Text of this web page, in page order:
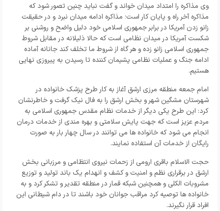
وی مذاکره را امتداد میدان خواند و گفت نباید چنین تصور شود که
مذاکره آخر راه و پایان کار است؛ مذاکره ادامه میدان نبرد و در حقیقت
زانو زدن آمریکا در برابر جمهوری اسلامی خود دلیل واضح و روشنی بر
شکست آمریکا در میدان نظامی است که حالا ذلیلانه در مقابل شروط
جمهوری اسلامی زانو زده و هر گاه از شروط ما تخلف کند جانانه آماده
ادامه جنگ و عملیات نظامی پشیمان کننده تا رسیدن به پیروزی نهایی
هستیم.
امام جمعه منطقه مرزی ارشق آغاز به کار طرح پزشک خانواده در
شهرستان مشگین شهر و بخش ارشق را به فال نیک گرفت و خاطرنشان
کرد: این طرح یکی دیگر از خدمات نظام مقدس جمهوری اسلامی به
مردم عزیز است که جهت پایش سلامتی و بهره مندی از خدمات درمان
انجام می شود که خانواده ها می توانند در سال چهار بار به صورت
رایگان از خدمات آن استفاده نمایند.
حجت الاسلام باقری ارومی از زحمات نیروی انتظامی و مرزبانی بخش
ارشق در برقراری نظم و امنیت و کشف و انهدام یک باند تولید و توزیع
مشروبات الکلی و همچنین شبکه قمار در منطقه تقدیر و تشکر کرد و به
خانواده ها توصیه کرد مراقب جوانان خود باشند تا در دام شیطانی این
افراد قرار نگیرند.